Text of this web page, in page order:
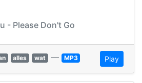
- Please Don't Go
alles wat — MP3 Play